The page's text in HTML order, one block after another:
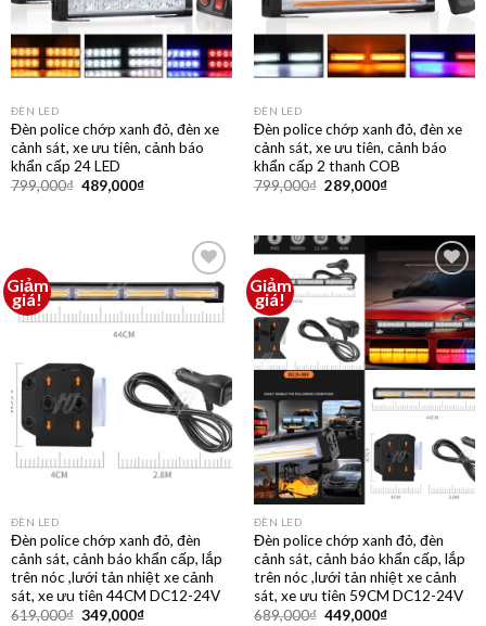
ĐÈN LED
Đèn police chớp xanh đỏ, đèn xe
cảnh sát, xe ưu tiên, cảnh báo
khẩn cấp 24 LED
799,000₫ 489,000₫
ĐÈN LED
Đèn police chớp xanh đỏ, đèn xe
cảnh sát, xe ưu tiên, cảnh báo
khẩn cấp 2 thanh COB
799,000₫ 289,000₫
Giảm
giá!
Thêm
vào
yêu
ĐÈN LED
Đèn police chớp xanh đỏ, đèn
cảnh sát, cảnh báo khẩn cấp, lắp
trên nóc ,lưới tản nhiệt xe cảnh
sát, xe ưu tiên 44CM DC12-24V
619,000₫ 349,000₫
Giảm
giá!
Thêm
vào
yêu
thích
ĐÈN LED
Đèn police chớp xanh đỏ, đèn
cảnh sát, cảnh báo khẩn cấp, lắp
trên nóc ,lưới tản nhiệt xe cảnh
sát, xe ưu tiên 59CM DC12-24V
689,000₫ 449,000₫